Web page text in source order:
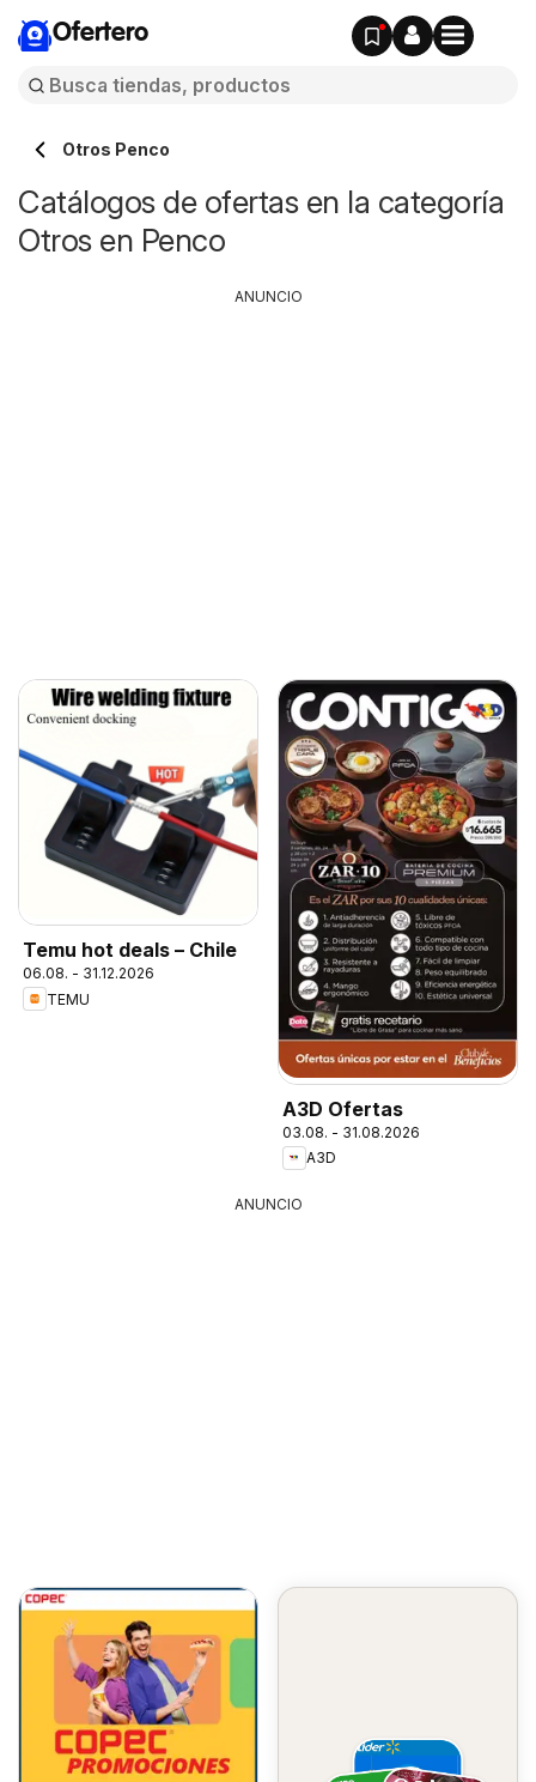
Ofertero
Otros Penco
Catálogos de ofertas en la categoría
Otros en Penco
Temu hot deals – Chile
06.08. - 31.12.2026
TEMU
A3D Ofertas
03.08. - 31.08.2026
A3D
ANUNCIO
ANUNCIO